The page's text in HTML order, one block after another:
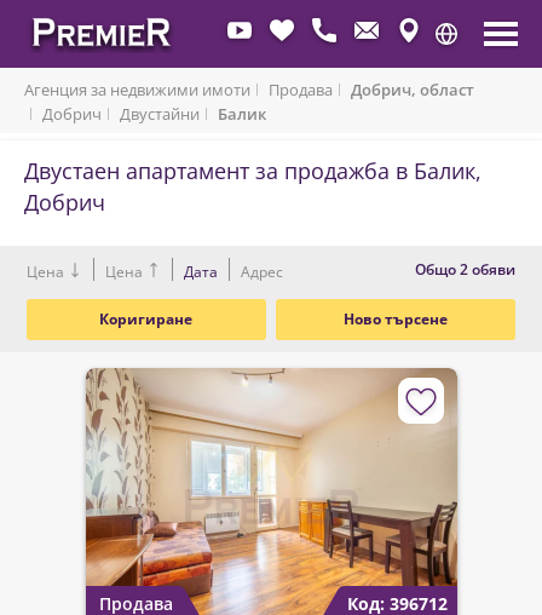
Агенция за недвижими имоти Продава
Добрич, област
Добрич
Двустайни Балик
Двустаен апартамент за продажба в Балик,
Добрич
Цена Цена Дата Адрес Oбщо 2 обяви
Коригиране Ново търсене
Продава Код: 396712